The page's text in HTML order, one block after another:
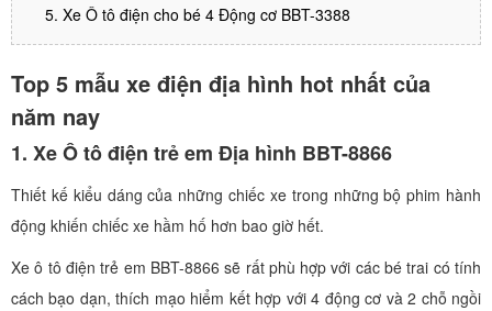
5. Xe Ô tô điện cho bé 4 Động cơ BBT-3388
Top 5 mẫu xe điện địa hình hot nhất của
năm nay
1. Xe Ô tô điện trẻ em Địa hình BBT-8866
Thiết kế kiểu dáng của những chiếc xe trong những bộ phim hành
động khiến chiếc xe hầm hố hơn bao giờ hết.
Xe ô tô điện trẻ em BBT-8866 sẽ rất phù hợp với các bé trai có tính
cách bạo dạn, thích mạo hiểm kết hợp với 4 động cơ và 2 chỗ ngồi